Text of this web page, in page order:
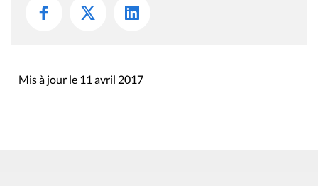
Mis à jour le 11 avril 2017